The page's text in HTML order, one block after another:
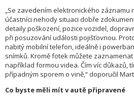
„Se zavedením elektronického záznamu
účastníci nehody situaci dobře
detaily poškození, pozice vozidel,
při posuzování události pojišťovnou.
nabitý mobilní telefon, ideálně i
snímků. Kromě fotek můžete
například formou videa. Čím víc důkazů,
případným sporem o vině,“ doporučil
Co byste měli mít v autě připravené